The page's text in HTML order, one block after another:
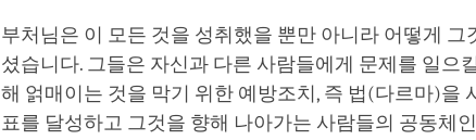
부처님은 이 모든 것을 성취했을 뿐만 아니라 어떻게
셨습니다. 그들은 자신과 다른 사람들에게 문제를 일으
해 얽매이는 것을 막기 위한 예방조치, 즉 법(다르마)을
표를 달성하고 그것을 향해 나아가는 사람들의 공동체